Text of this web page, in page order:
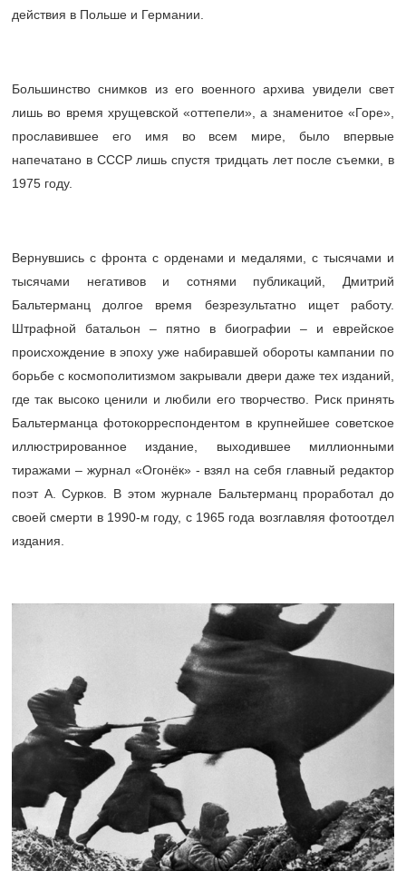
действия в Польше и Германии.
Большинство снимков из его военного архива увидели свет
лишь во время хрущевской «оттепели», а знаменитое «Горе»,
прославившее его имя во всем мире, было впервые
напечатано в СССР лишь спустя тридцать лет после съемки, в
1975 году.
Вернувшись с фронта с орденами и медалями, с тысячами и
тысячами негативов и сотнями публикаций, Дмитрий
Бальтерманц долгое время безрезультатно ищет работу.
Штрафной батальон – пятно в биографии – и еврейское
происхождение в эпоху уже набиравшей обороты кампании по
борьбе с космополитизмом закрывали двери даже тех изданий,
где так высоко ценили и любили его творчество. Риск принять
Бальтерманца фотокорреспондентом в крупнейшее советское
иллюстрированное издание, выходившее миллионными
тиражами – журнал «Огонёк» - взял на себя главный редактор
поэт А. Сурков. В этом журнале Бальтерманц проработал до
своей смерти в 1990-м году, с 1965 года возглавляя фотоотдел
издания.